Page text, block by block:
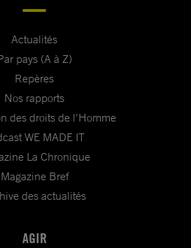
Actualités
pays (A à Z)
Repères
Nos rapports
des droits de l'Homme
WE MADE IT
La Chronique
Magazine Bref
des actualités
AGIR